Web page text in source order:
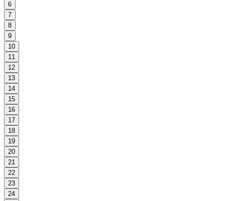
6
7
8
9
10
11
12
13
14
15
16
17
18
19
20
21
22
23
24